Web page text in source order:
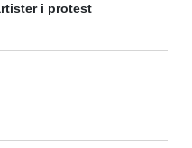
i protest